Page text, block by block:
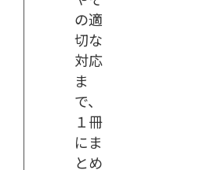
の適
切な
対応
ま
で、
１冊
にま
とめ